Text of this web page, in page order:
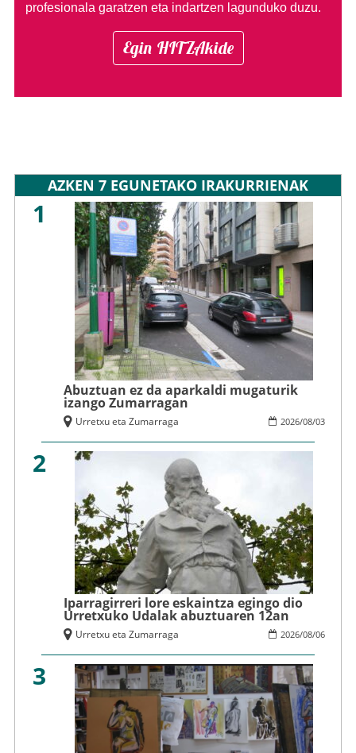
profesionala garatzen eta indartzen lagunduko duzu.
Egin HITZAkide
AZKEN 7 EGUNETAKO IRAKURRIENAK
1
Abuztuan ez da aparkaldi mugaturik
izango Zumarragan
2026/08/03
Urretxu eta Zumarraga
2
Iparragirreri lore eskaintza egingo dio
Urretxuko Udalak abuztuaren 12an
2026/08/06
Urretxu eta Zumarraga
3